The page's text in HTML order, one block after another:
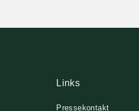
Links
Pressekontakt